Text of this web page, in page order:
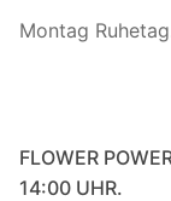
Montag
FLOWER
14:00 UHR.